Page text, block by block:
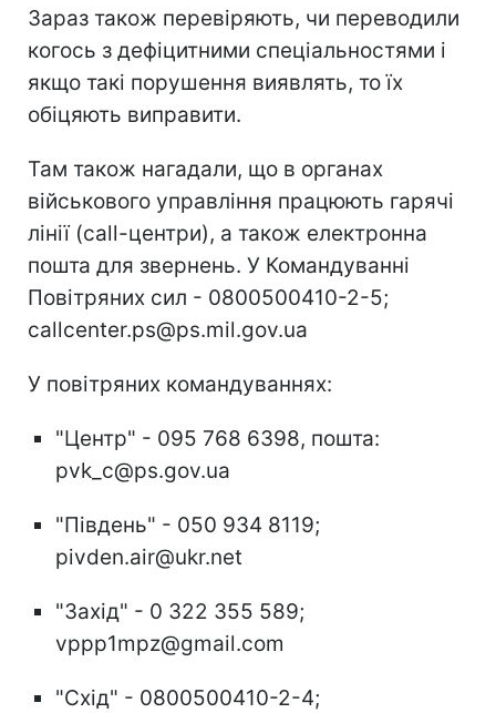
Зараз також перевіряють, чи переводили
когось з дефіцитними спеціальностями і
якщо такі порушення виявлять, то їх
обіцяють виправити.
Там також нагадали, що в органах
військового управління працюють гарячі
лінії (call-центри), а також електронна
пошта для звернень. У Командуванні
Повітряних сил - 0800500410-2-5;
callcenter.ps@ps.mil.gov.ua
У повітряних командуваннях:
"Центр" - 095 768 6398, пошта:
pvk_c@ps.gov.ua
"Південь" - 050 934 8119;
pivden.air@ukr.net
"Захід" - 0 322 355 589;
vppp1mpz@gmail.com
"Схід" - 0800500410-2-4;